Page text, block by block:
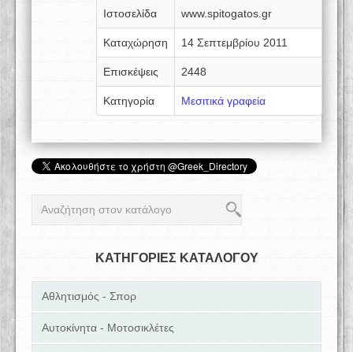
Ιστοσελίδα www.spitogatos.gr
Καταχώρηση 14 Σεπτεμβρίου 2011
Επισκέψεις 2448
Κατηγορία Μεσιτικά γραφεία
ΚΑΤΗΓΟΡΙΕΣ ΚΑΤΑΛΟΓΟΥ
Αθλητισμός - Σπορ
Αυτοκίνητα - Μοτοσικλέτες